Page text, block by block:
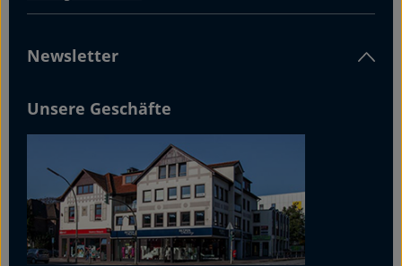
Newsletter
Unsere Geschäfte